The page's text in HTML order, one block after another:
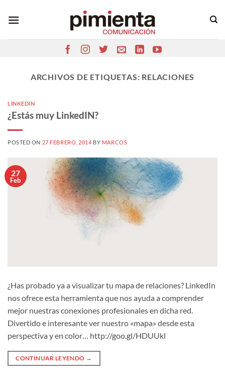
ARCHIVOS DE ETIQUETAS: RELACIONES
LINKEDIN
¿Estás muy LinkedIN?
POSTED ON 27 FEBRERO, 2014 BY MARCOS
27
Feb
¿Has probado ya a visualizar tu mapa de relaciones? LinkedIn
nos ofrece esta herramienta que nos ayuda a comprender
mejor nuestras conexiones profesionales en dicha red.
Divertido e interesante ver nuestro «mapa» desde esta
perspectiva y en color… http://goo.gl/HDUUkl
CONTINUAR LEYENDO →